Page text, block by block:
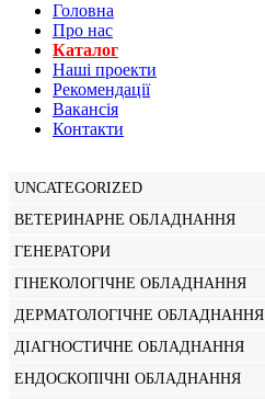
Головна
Про нас
Каталог
Нашi проекти
Рекомендації
Вакансiя
Контакти
UNCATEGORIZED
ВЕТЕРИНАРНЕ ОБЛАДНАННЯ
ГЕНЕРАТОРИ
ГІНЕКОЛОГІЧНЕ ОБЛАДНАННЯ
ДЕРМАТОЛОГІЧНЕ ОБЛАДНАННЯ
ДІАГНОСТИЧНЕ ОБЛАДНАННЯ
ЕНДОСКОПІЧНІ ОБЛАДНАННЯ